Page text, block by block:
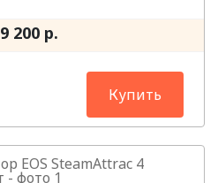
200 р.
Купить